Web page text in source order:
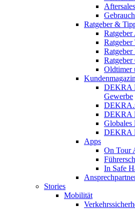
Ratgeber &
Ratgeber
Ratgeber
Oldtimer
DEKRA
Gewerbe
DEKRA
Globales
DEKRA
Apps
On Tour
In Safe
Stories
Mobilität